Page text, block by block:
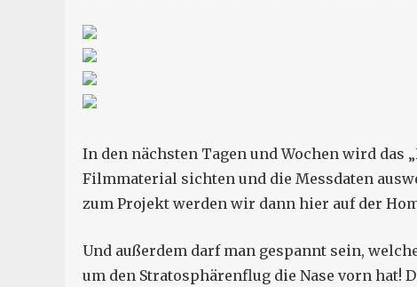
In den nächsten Tagen und Wochen wird das
Filmmaterial sichten und die Messdaten
zum Projekt werden wir dann hier auf der
Und außerdem darf man gespannt sein,
um den Stratosphärenflug die Nase vorn hat!